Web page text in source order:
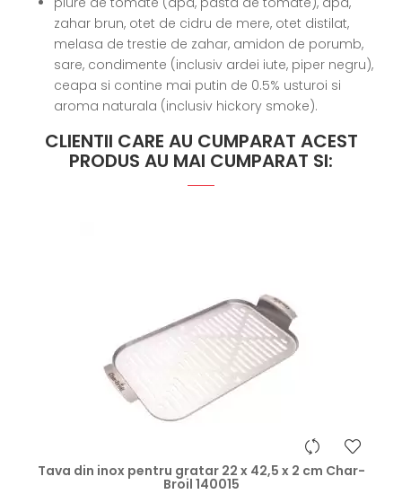
zahar brun, otet de cidru de mere, otet distilat,
melasa de trestie de zahar, amidon de porumb,
sare, condimente (inclusiv ardei iute, piper negru),
ceapa si contine mai putin de 0.5% usturoi si
aroma naturala (inclusiv hickory smoke).
CLIENTII CARE AU CUMPARAT ACEST
PRODUS AU MAI CUMPARAT SI:
Tava din inox pentru gratar 22 x 42,5 x 2 cm Char-
Broil 140015